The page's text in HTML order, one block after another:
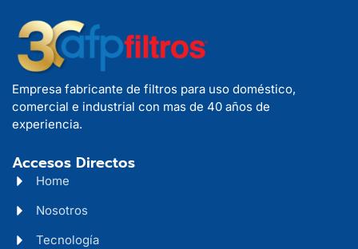
Empresa fabricante de filtros para uso doméstico,
comercial e industrial con mas de 40 años de
experiencia.
Accesos Directos
Home
Nosotros
Tecnología